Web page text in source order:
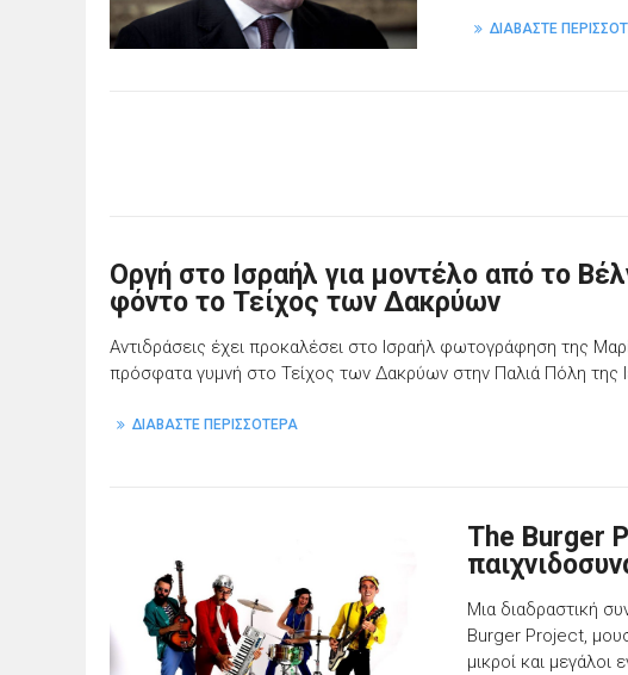
ΔΙΑΒΑΣΤΕ
Οργή στο Ισραήλ για μοντέλο από το
φόντο το Τείχος των Δακρύων
Αντιδράσεις έχει προκαλέσει στο Ισραήλ φωτογράφηση της
πρόσφατα γυμνή στο Τείχος των Δακρύων στην Παλιά Πόλη της
ΔΙΑΒΑΣΤΕ ΠΕΡΙΣΣΟΤΕΡΑ
The Burger
Μια διαδραστική
Burger Project,
μικροί και